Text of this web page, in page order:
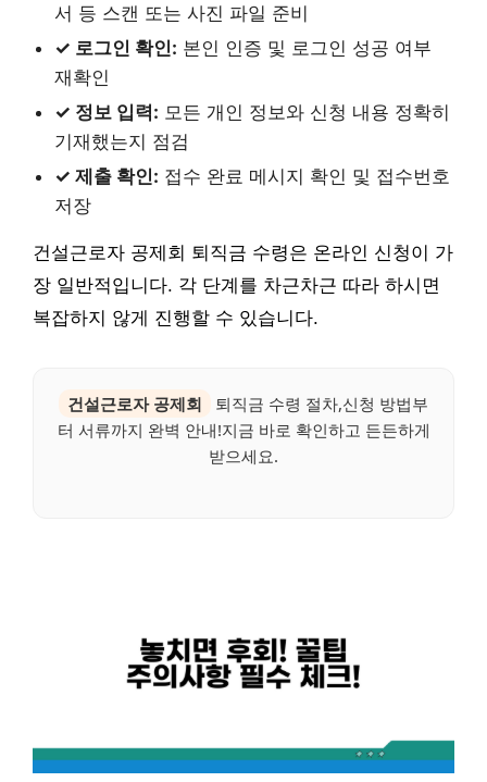
서 등 스캔 또는 사진 파일 준비
✓ 로그인 확인: 본인 인증 및 로그인 성공 여부
재확인
✓ 정보 입력: 모든 개인 정보와 신청 내용 정확히
기재했는지 점검
✓ 제출 확인: 접수 완료 메시지 확인 및 접수번호
저장
건설근로자 공제회 퇴직금 수령은 온라인 신청이 가
장 일반적입니다. 각 단계를 차근차근 따라 하시면
복잡하지 않게 진행할 수 있습니다.
건설근로자 공제회
퇴직금 수령 절차,신청 방법부
터 서류까지 완벽 안내!지금 바로 확인하고 든든하게
받으세요.